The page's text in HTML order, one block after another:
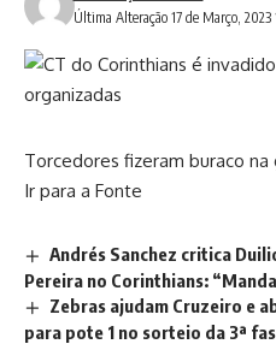
Última Alteração 17 de Março, 2023
Torcedores fizeram buraco
Ir para a Fonte
Andrés Sanchez critica
Pereira no Corinthians:
Zebras ajudam Cruzeiro e
para pote 1 no sorteio da 3ª